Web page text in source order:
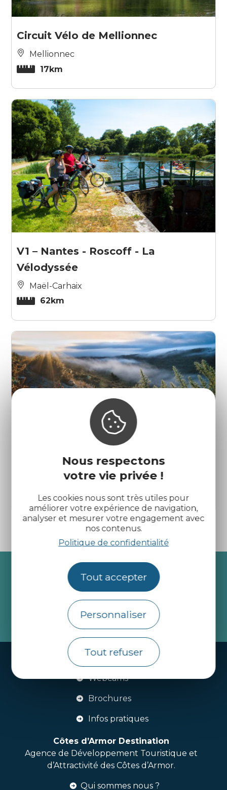
Nous respectons
votre vie privée !
Les cookies nous sont très utiles pour
améliorer votre expérience de navigation,
analyser et mesurer votre engagement avec
nos contenus.
Politique de confidentialité
Tout accepter
Personnaliser
Tout refuser
Circuit Vélo de Mellionnec
Mellionnec
17km
V1 – Nantes - Roscoff - La
Vélodyssée
Maël-Carhaix
62km
Les Landes du Liscuis
Bon Repos sur Blavet
Recevez l’actualité des
Côtes d’Armor
je m'abonne
Handi-tourisme
Webcams
Brochures
Infos pratiques
Côtes d’Armor Destination
Agence de Développement Touristique et
d’Attractivité des Côtes d’Armor.
Qui sommes nous ?